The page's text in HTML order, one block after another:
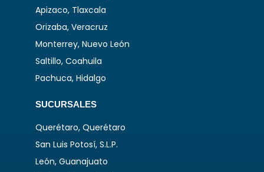
Apizaco, Tlaxcala
Orizaba, Veracruz
Monterrey, Nuevo León
Saltillo, Coahuila
Pachuca, Hidalgo
SUCURSALES
Querétaro, Querétaro
San Luis Potosí, S.L.P.
León, Guanajuato